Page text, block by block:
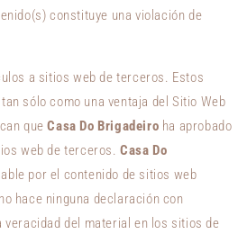
constituye una violación de
a sitios web de terceros. Estos
sólo como una ventaja del Sitio Web
queCasa Do Brigadeiro ha aprobado
web de terceros.Casa Do
por el contenido de sitios web
hace ninguna declaración con
veracidad del material en los sitios de